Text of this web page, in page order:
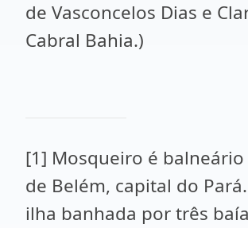
de Vasconcelos Dias e
Cabral Bahia.)
[1] Mosqueiro é
de Belém, capital do
ilha banhada por três